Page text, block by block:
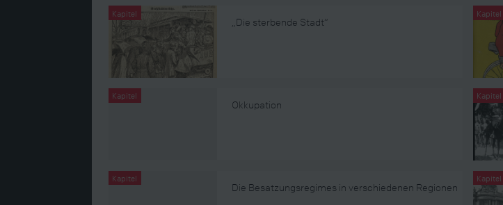
Kapitel
„Die sterbende Stadt“
Kapitel
Kapitel
Okkupation
Kapitel
Kapitel
Die Besatzungsregimes in verschiedenen Regionen
Kapitel